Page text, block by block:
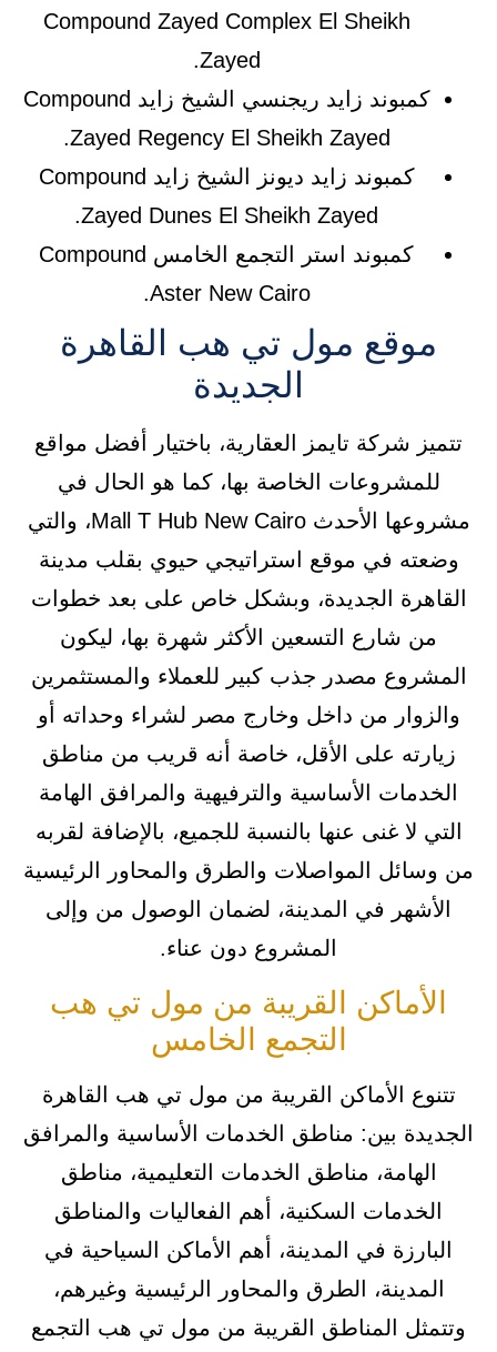
Compound Zayed Complex El Sheikh
Zayed.
كمبوند زايد ريجنسي الشيخ زايد Compound
Zayed Regency El Sheikh Zayed.
كمبوند زايد ديونز الشيخ زايد Compound
Zayed Dunes El Sheikh Zayed.
كمبوند استر التجمع الخامس Compound
Aster New Cairo.
موقع مول تي هب القاهرة
الجديدة
تتميز شركة تايمز العقارية، باختيار أفضل مواقع
للمشروعات الخاصة بها، كما هو الحال في
مشروعها الأحدث Mall T Hub New Cairo، والتي
وضعته في موقع استراتيجي حيوي بقلب مدينة
القاهرة الجديدة، وبشكل خاص على بعد خطوات
من شارع التسعين الأكثر شهرة بها، ليكون
المشروع مصدر جذب كبير للعملاء والمستثمرين
والزوار من داخل وخارج مصر لشراء وحداته أو
زيارته على الأقل، خاصة أنه قريب من مناطق
الخدمات الأساسية والترفيهية والمرافق الهامة
التي لا غنى عنها بالنسبة للجميع، بالإضافة لقربه
من وسائل المواصلات والطرق والمحاور الرئيسية
الأشهر في المدينة، لضمان الوصول من وإلى
المشروع دون عناء.
الأماكن القريبة من مول تي هب
التجمع الخامس
تتنوع الأماكن القريبة من مول تي هب القاهرة
الجديدة بين: مناطق الخدمات الأساسية والمرافق
الهامة، مناطق الخدمات التعليمية، مناطق
الخدمات السكنية، أهم الفعاليات والمناطق
البارزة في المدينة، أهم الأماكن السياحية في
المدينة، الطرق والمحاور الرئيسية وغيرهم،
وتتمثل المناطق القريبة من مول تي هب التجمع